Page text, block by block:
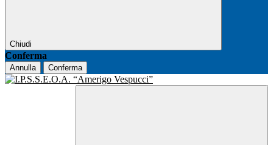
Chiudi
Conferma
Annulla Conferma